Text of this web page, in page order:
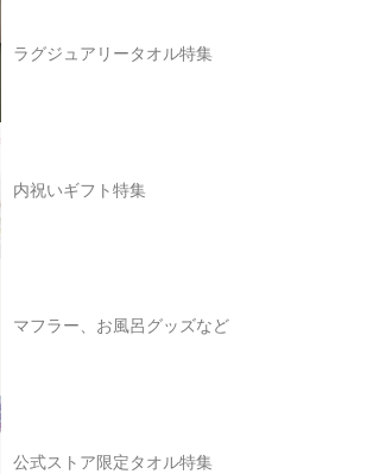
ラグジュアリータオル特集
内祝いギフト特集
マフラー、お風呂グッズなど
公式ストア限定タオル特集